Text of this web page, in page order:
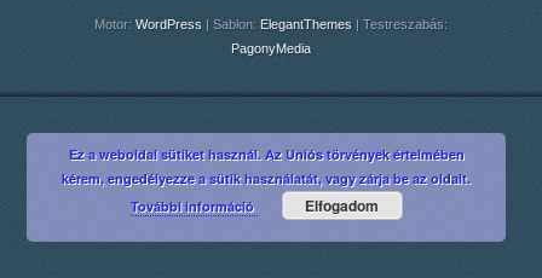
Motor: WordPress | Sablon: ElegantThemes | Testreszabás:
PagonyMedia
Ez a weboldal sütiket használ. Az Uniós törvények értelmében
kérem, engedélyezze a sütik használatát, vagy zárja be az oldalt.
További információ
Elfogadom